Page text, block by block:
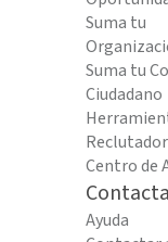
Suma tu
Suma tu
Ciudadano
Centro de
Ayuda